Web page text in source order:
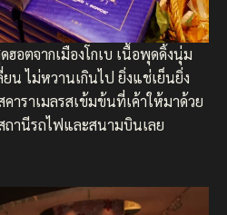
อตจากเมืองโกเบ เนื้อพุดดิ้งนุ่ม
น ไม่หวานเกินไป ยิ่งแช่เย็นยิ่ง
าราเมลรสเข้มข้นที่เค้าให้มาด้วย
ถานีรถไฟและสนามบินเลย